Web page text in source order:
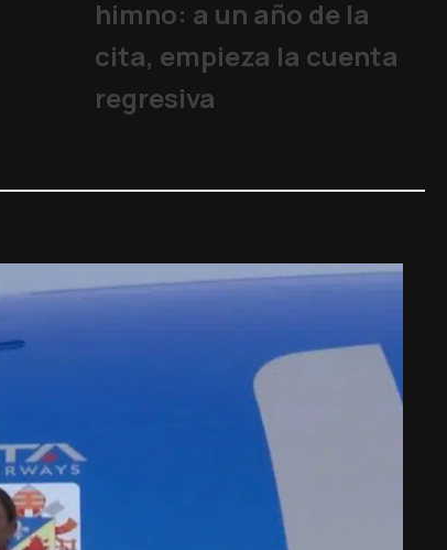
himno: a un año de la
cita, empieza la cuenta
regresiva